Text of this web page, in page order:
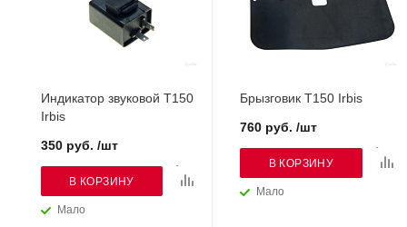
Индикатор звуковой Т150
Irbis
Мало
350 руб. /шт
В КОРЗИНУ
Брызговик Т150 Irbis
Мало
760 руб. /шт
В КОРЗИНУ